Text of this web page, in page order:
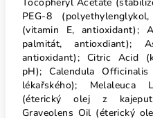
PEG-8
(vitamin E, antioxidant);
palmitát, antioxdiant);
antioxidant); Citric Acid
pH); Calendula
lékařského); Melaleuca
(éterický olej z
Graveolens Oil (éterický